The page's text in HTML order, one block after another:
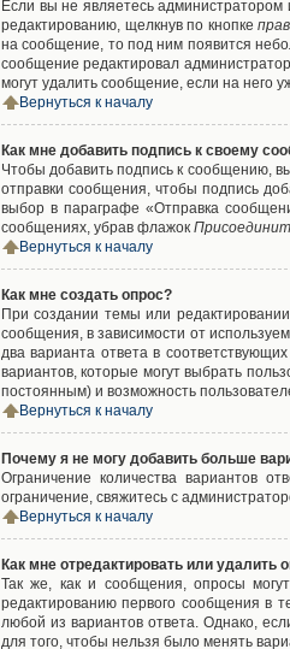
Если вы не являетесь
редактированию, щелкнув по кнопке
на сообщение, то под ним появится
сообщение редактировал
могут удалить сообщение, если на него
Вернуться к началу
Как мне добавить подпись к своему
Чтобы добавить подпись к сообщению,
отправки сообщения, чтобы подпись
выбор в параграфе «Отправка
сообщениях, убрав флажок
Вернуться к началу
Как мне создать опрос?
При создании темы или
сообщения, в зависимости от
два варианта ответа в
вариантов, которые могут выбрать
постоянным) и возможность
Вернуться к началу
Почему я не могу добавить больше
Ограничение количества вариантов
ограничение, свяжитесь с
Вернуться к началу
Как мне отредактировать или удалить
Так же, как и сообщения, опросы
редактированию первого сообщения в
любой из вариантов ответа. Однако,
для того, чтобы нельзя было менять